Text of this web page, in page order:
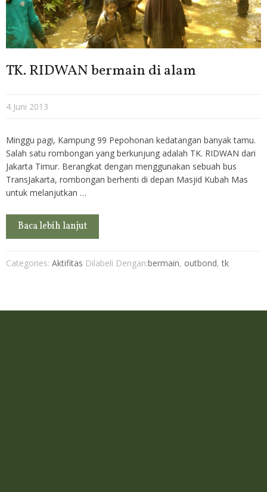
TK. RIDWAN bermain di alam
4 Juni 2013
Minggu pagi, Kampung 99 Pepohonan kedatangan banyak tamu.
Salah satu rombongan yang berkunjung adalah TK. RIDWAN dari
Jakarta Timur. Berangkat dengan menggunakan sebuah bus
TransJakarta, rombongan berhenti di depan Masjid Kubah Mas
untuk melanjutkan …
Baca lebih lanjut
Categories: Aktifitas Dilabeli Dengan:bermain, outbond,tk